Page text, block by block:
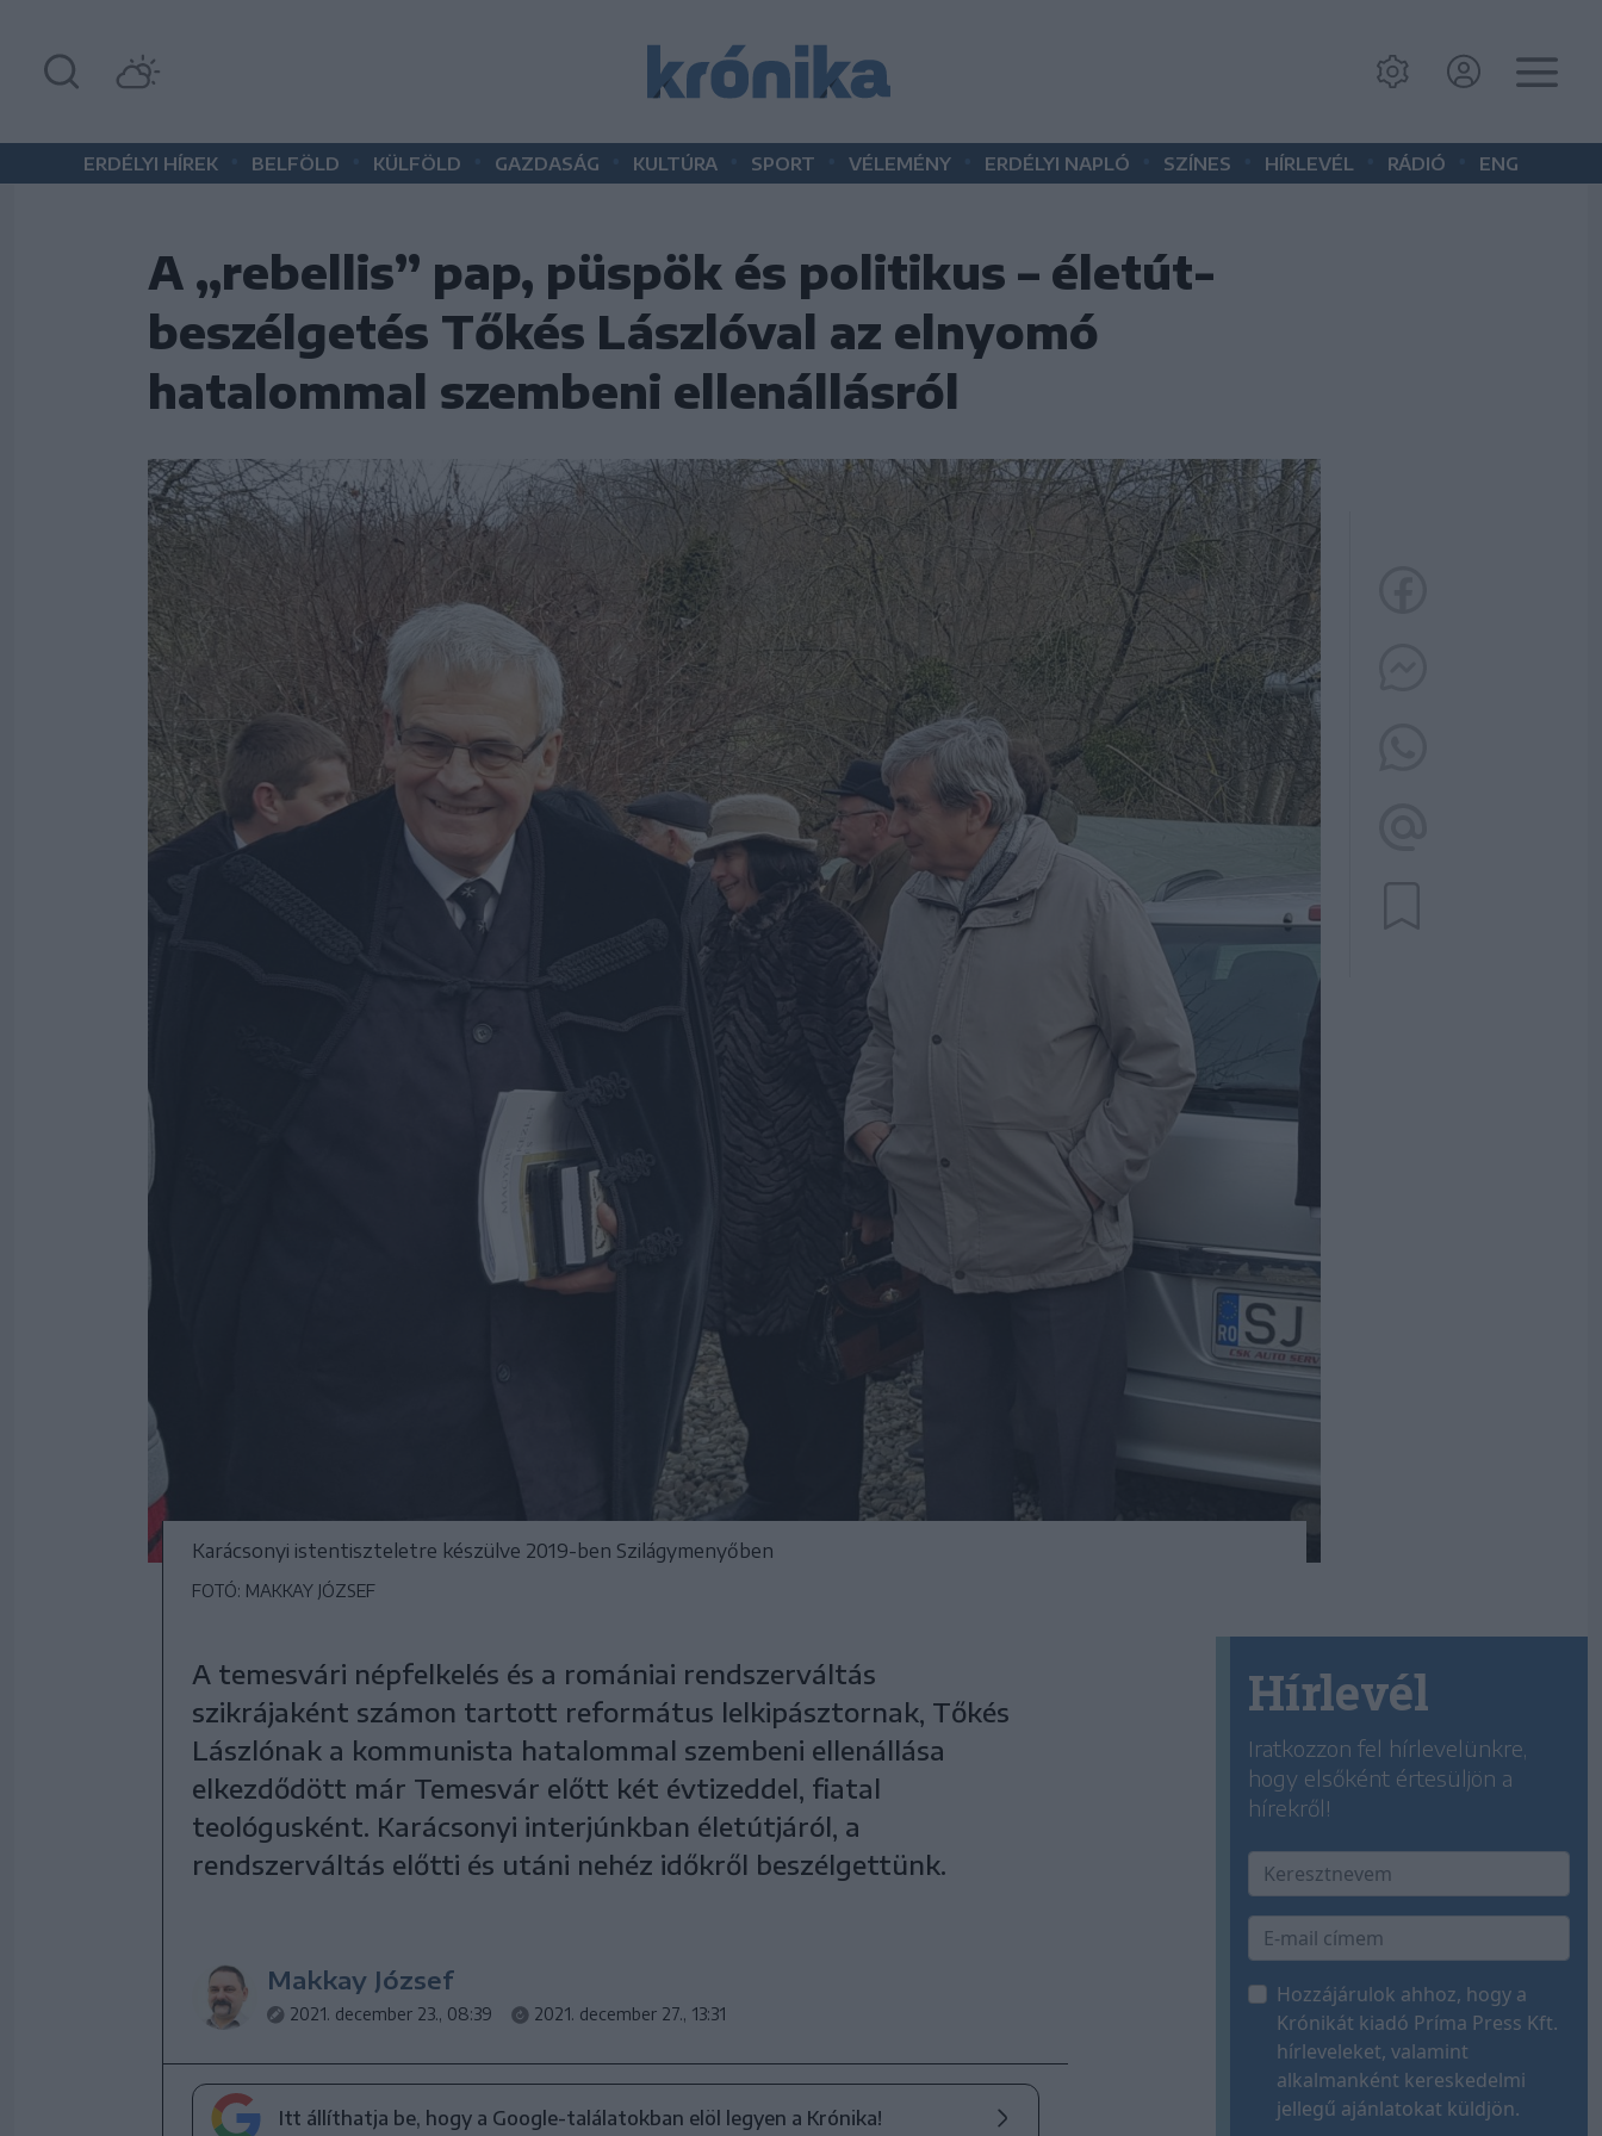
ERDÉLYI HÍREK BELFÖLD KÜLFÖLD GAZDASÁG KULTÚRA SPORT VÉLEMÉNY ERDÉLYI NAPLÓ SZÍNES HÍRLEVÉL RÁDIÓ ENG
A „rebellis” pap, püspök és politikus – életút-
beszélgetés Tőkés Lászlóval az elnyomó
hatalommal szembeni ellenállásról
Karácsonyi istentiszteletre készülve 2019-ben Szilágymenyőben
FOTÓ: MAKKAY JÓZSEF
A temesvári népfelkelés és a romániai rendszerváltás
szikrájaként számon tartott református lelkipásztornak, Tőkés
Lászlónak a kommunista hatalommal szembeni ellenállása
elkezdődött már Temesvár előtt két évtizeddel, fiatal
teológusként. Karácsonyi interjúnkban életútjáról, a
rendszerváltás előtti és utáni nehéz időkről beszélgettünk.
Makkay József
2021. december 23., 08:39 2021. december 27., 13:31
Itt állíthatja be, hogy a Google-találatokban elöl legyen a Krónika!
Hírlevél
Iratkozzon fel hírlevelünkre,
hogy elsőként értesüljön a
hírekről!
Hozzájárulok ahhoz, hogy a
Krónikát kiadó Príma Press Kft.
hírleveleket, valamint
alkalmanként kereskedelmi
jellegű ajánlatokat küldjön.